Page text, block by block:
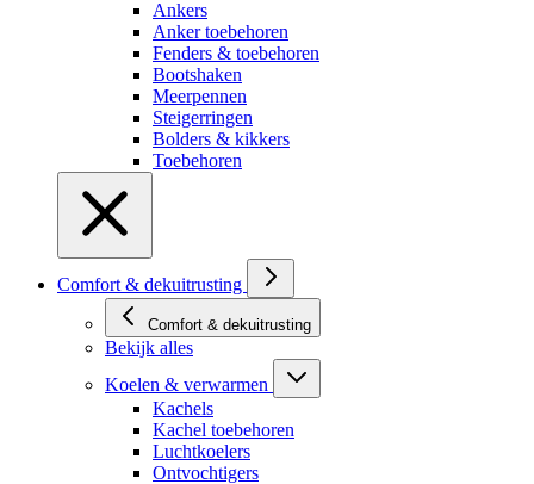
Ankers
Anker toebehoren
Fenders & toebehoren
Bootshaken
Meerpennen
Steigerringen
Bolders & kikkers
Toebehoren
Comfort & dekuitrusting
Comfort & dekuitrusting
Bekijk alles
Koelen & verwarmen
Kachels
Kachel toebehoren
Luchtkoelers
Ontvochtigers